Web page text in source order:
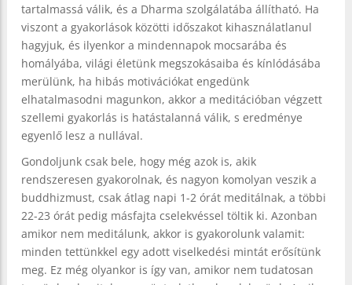
tartalmassá válik, és a Dharma szolgálatába állítható. Ha
viszont a gyakorlások közötti időszakot kihasználatlanul
hagyjuk, és ilyenkor a mindennapok mocsarába és
homályába, világi életünk megszokásaiba és kínlódásába
merülünk, ha hibás motivációkat engedünk
elhatalmasodni magunkon, akkor a meditációban végzett
szellemi gyakorlás is hatástalanná válik, s eredménye
egyenlő lesz a nullával.
Gondoljunk csak bele, hogy még azok is, akik
rendszeresen gyakorolnak, és nagyon komolyan veszik a
buddhizmust, csak átlag napi 1-2 órát meditálnak, a többi
22-23 órát pedig másfajta cselekvéssel töltik ki. Azonban
amikor nem meditálunk, akkor is gyakorolunk valamit:
minden tettünkkel egy adott viselkedési mintát erősítünk
meg. Ez még olyankor is így van, amikor nem tudatosan